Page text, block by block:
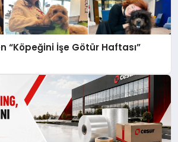
“Köpeğini İşe Götür Haftası”